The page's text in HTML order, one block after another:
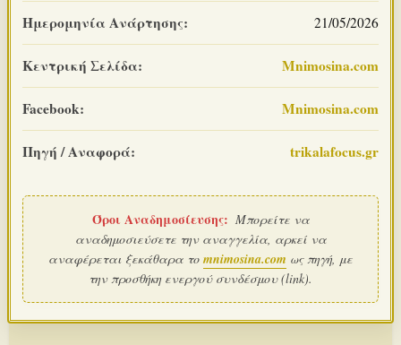
Ημερομηνία Ανάρτησης: 21/05/2026
Κεντρική Σελίδα: Mnimosina.com
Facebook: Mnimosina.com
Πηγή / Αναφορά: trikalafocus.gr
Όροι Αναδημοσίευσης: Μπορείτε να
αναδημοσιεύσετε την αναγγελία, αρκεί να
αναφέρεται ξεκάθαρα το mnimosina.com ως πηγή, με
την προσθήκη ενεργού συνδέσμου (link).